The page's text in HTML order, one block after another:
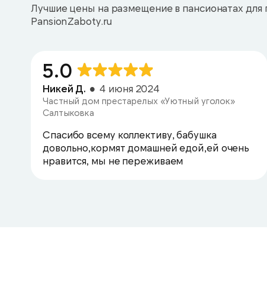
Лучшие цены на размещение в пансионатах
PansionZaboty.ru
5.0
Никей Д. 4 июня 2024
Частный дом престарелых «Уютный уголок»
Салтыковка
Спасибо всему коллективу, бабушка
довольно,кормят домашней едой,ей очень
нравится, мы не переживаем